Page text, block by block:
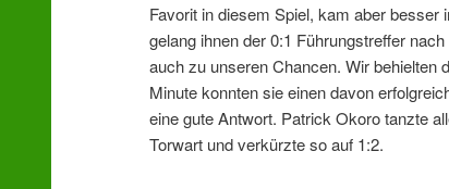
Favorit in diesem Spiel, kam aber
gelang ihnen der 0:1 Führungstreffer
auch zu unseren Chancen. Wir behielten
Minute konnten sie einen davon
eine gute Antwort. Patrick Okoro tanzte
Torwart und verkürzte so auf 1:2.